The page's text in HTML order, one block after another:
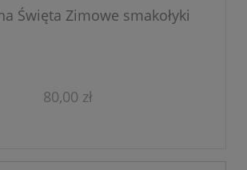
Święta Zimowe smakołyki
80,00 zł